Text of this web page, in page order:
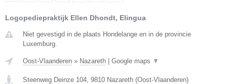
Logopediepraktijk Ellen Dhondt, Elingua
Niet gevestigd in de plaats Hondelange en in de provincie
Luxemburg.
Oost-Vlaanderen » Nazareth Google maps ▼
Steenweg Deinze 104, 9810 Nazareth (Oost-Vlaanderen)